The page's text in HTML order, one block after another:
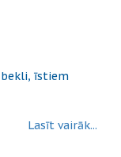
īstiem
Lasīt vairāk...